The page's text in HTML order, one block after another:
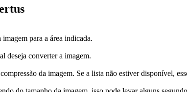
para a área indicada.
deseja converter a imagem.
da imagem. Se a lista não estiver disponível,